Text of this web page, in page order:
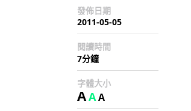
發佈日期
2011-05-05
閱讀時間
7分鐘
字體大小
AAA